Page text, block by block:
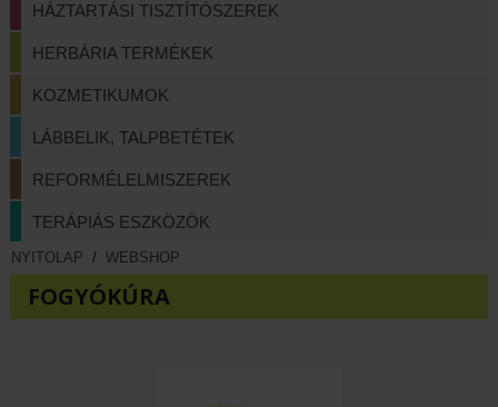
HÁZTARTÁSI TISZTÍTÓSZEREK
HERBÁRIA TERMÉKEK
KOZMETIKUMOK
LÁBBELIK, TALPBETÉTEK
REFORMÉLELMISZEREK
TERÁPIÁS ESZKÖZÖK
NYITOLAP / WEBSHOP
FOGYÓKÚRA